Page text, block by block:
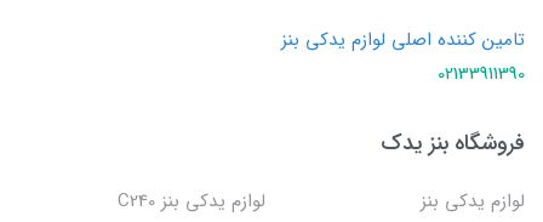
تامین کننده اصلی لوازم یدکی بنز
02133911390
فروشگاه بنز یدک
لوازم یدکی بنز
لوازم یدکی بنز C240